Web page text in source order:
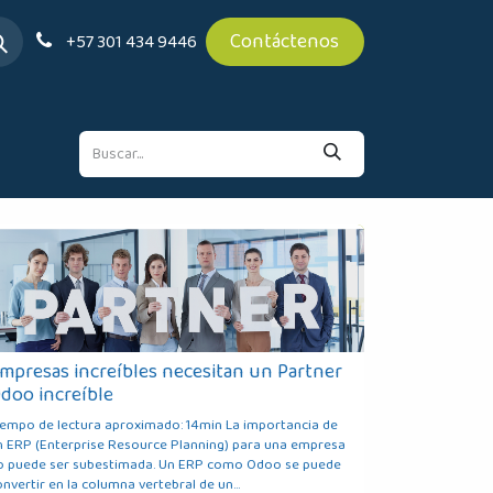
+57 301 434 9446 Contáctenos
increíbles necesitan un Partner
increíble
de lectura aproximado: 14min La importancia de
ERP (Enterprise Resource Planning) para una empresa
puede ser subestimada. Un ERP como Odoo se puede
en la columna vertebral de un...